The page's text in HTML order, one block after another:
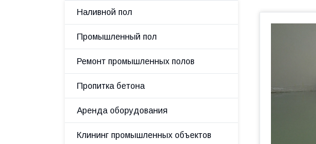
Наливной пол
Промышленный пол
Ремонт промышленных полов
Пропитка бетона
Аренда оборудования
Клининг промышленных объектов